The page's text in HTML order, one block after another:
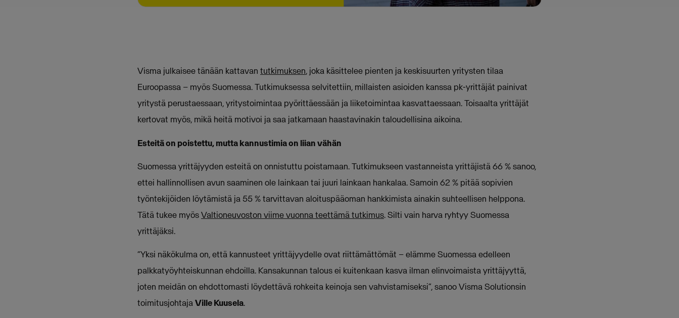
Visma julkaisee tänään kattavan tutkimuksen, joka käsittelee pienten ja keskisuurten yritysten tilaa
Euroopassa – myös Suomessa. Tutkimuksessa selvitettiin, millaisten asioiden kanssa pk-yrittäjät painivat
yritystä perustaessaan, yritystoimintaa pyörittäessään ja liiketoimintaa kasvattaessaan. Toisaalta yrittäjät
kertovat myös, mikä heitä motivoi ja saa jatkamaan haastavinakin taloudellisina aikoina.
Esteitä on poistettu, mutta kannustimia on liian vähän
Suomessa yrittäjyyden esteitä on onnistuttu poistamaan. Tutkimukseen vastanneista yrittäjistä 66 % sanoo,
ettei hallinnollisen avun saaminen ole lainkaan tai juuri lainkaan hankalaa. Samoin 62 % pitää sopivien
työntekijöiden löytämistä ja 55 % tarvittavan aloituspääoman hankkimista ainakin suhteellisen helppona.
Tätä tukee myösValtioneuvoston viime vuonna teettämä tutkimus. Silti vain harva ryhtyy Suomessa
yrittäjäksi.
“Yksi näkökulma on, että kannusteet yrittäjyydelle ovat riittämättömät – elämme Suomessa edelleen
palkkatyöyhteiskunnan ehdoilla. Kansakunnan talous ei kuitenkaan kasva ilman elinvoimaista yrittäjyyttä,
joten meidän on ehdottomasti löydettävä rohkeita keinoja sen vahvistamiseksi”, sanoo Visma Solutionsin
toimitusjohtajaVille Kuusela.